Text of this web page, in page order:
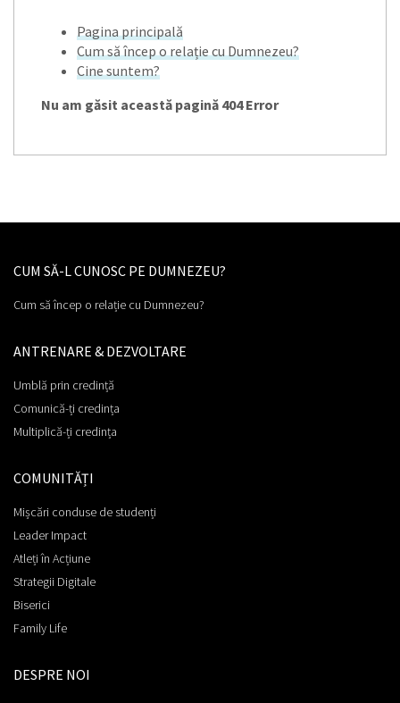
Pagina principală
Cum să încep o relație cu Dumnezeu?
Cine suntem?
Nu am găsit această pagină 404 Error
CUM SĂ-L CUNOSC PE DUMNEZEU?
Cum să încep o relație cu Dumnezeu?
ANTRENARE & DEZVOLTARE
Umblă prin credință
Comunică-ți credința
Multiplică-ți credința
COMUNITĂȚI
Mișcări conduse de studenți
Leader Impact
Atleți în Acțiune
Strategii Digitale
Biserici
Family Life
DESPRE NOI